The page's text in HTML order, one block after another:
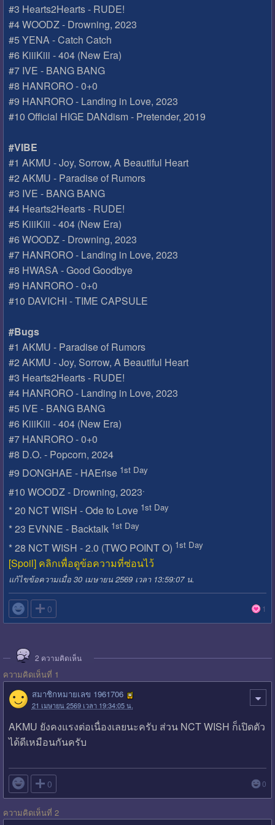
#3 Hearts2Hearts - RUDE!
#4 WOODZ - Drowning, 2023
#5 YENA - Catch Catch
#6 KiiiKiii - 404 (New Era)
#7 IVE - BANG BANG
#8 HANRORO - 0+0
#9 HANRORO - Landing in Love, 2023
#10 Official HIGE DANdism - Pretender, 2019
#VIBE
#1 AKMU - Joy, Sorrow, A Beautiful Heart
#2 AKMU - Paradise of Rumors
#3 IVE - BANG BANG
#4 Hearts2Hearts - RUDE!
#5 KiiiKiii - 404 (New Era)
#6 WOODZ - Drowning, 2023
#7 HANRORO - Landing in Love, 2023
#8 HWASA - Good Goodbye
#9 HANRORO - 0+0
#10 DAVICHI - TIME CAPSULE
#Bugs
#1 AKMU - Paradise of Rumors
#2 AKMU - Joy, Sorrow, A Beautiful Heart
#3 Hearts2Hearts - RUDE!
#4 HANRORO - Landing in Love, 2023
#5 IVE - BANG BANG
#6 KiiiKiii - 404 (New Era)
#7 HANRORO - 0+0
#8 D.O. - Popcorn, 2024
#9 DONGHAE - HAErise 1st Day
#10 WOODZ - Drowning, 2023.
* 20 NCT WISH - Ode to Love 1st Day
* 23 EVNNE - Backtalk 1st Day
* 28 NCT WISH - 2.0 (TWO POINT O) 1st Day
[Spoil] คลิกเพื่อดูข้อความที่ซ่อนไว้
แก้ไขข้อความเมื่อ 30 เมษายน 2569 เวลา 13:59:07 น.
 0 1
2 ความคิดเห็น
ความคิดเห็นที่ 1
สมาชิกหมายเลข 1961706
21 เมษายน 2569 เวลา 19:34:05 น.
AKMU ยังคงแรงต่อเนื่องเลยนะครับ ส่วน NCT WISH ก็เปิดตัว
ได้ดีเหมือนกันครับ
 0 0
ความคิดเห็นที่ 2